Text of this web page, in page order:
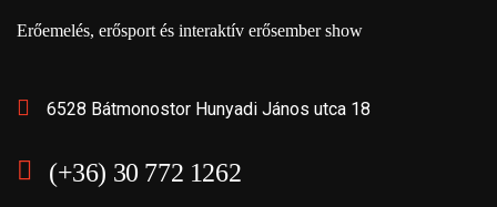
Erőemelés, erősport és interaktív erősember show
6528 Bátmonostor Hunyadi János utca 18
(+36) 30 772 1262